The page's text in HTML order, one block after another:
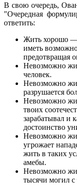
В свою очередь,
"Очередная
ответить:
Жить хорошо —
иметь
предотвращая
Невозможно
человек.
Невозможно
разрушается
Невозможно
твоих
зарабатывал и
достоинство
Невозможно
угрожает
жить в таких
амебы.
Невозможно
тысячи могил